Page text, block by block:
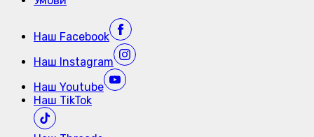
Наш Facebook
Наш Instagram
Наш Youtube
Наш TikTok